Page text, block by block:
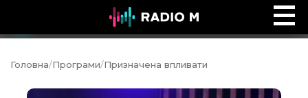
Ефір Radio M
Головна/Програми/Призначена впливати